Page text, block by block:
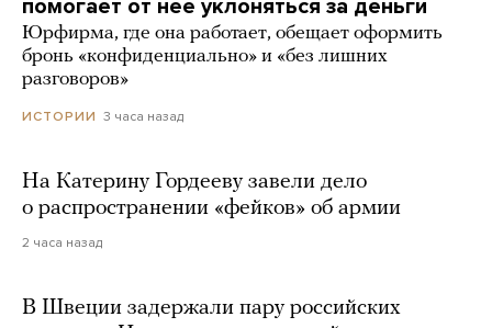
помогает от нее уклоняться за деньги
Юрфирма, где она работает, обещает оформить
бронь «конфиденциально» и «без лишних
разговоров»
ИСТОРИИ 3 часа назад
На Катерину Гордееву завели дело
о распространении «фейков» об армии
2 часа назад
В Швеции задержали пару российских